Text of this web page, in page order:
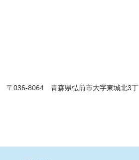
〒036-8064 青森県弘前市大字東城北3